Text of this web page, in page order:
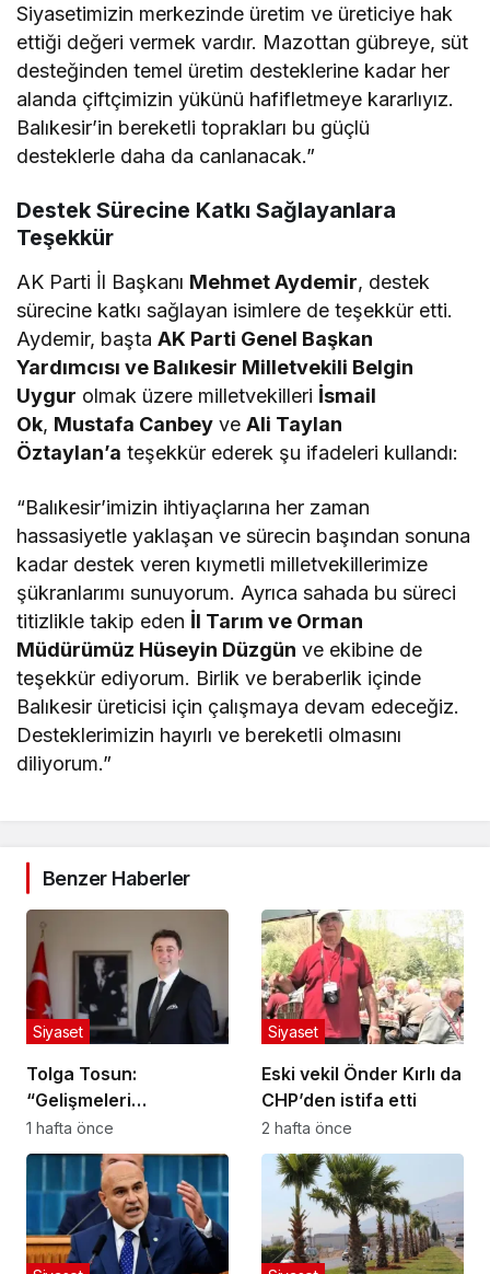
Siyasetimizin merkezinde üretim ve üreticiye hak
ettiği değeri vermek vardır. Mazottan gübreye, süt
desteğinden temel üretim desteklerine kadar her
alanda çiftçimizin yükünü hafifletmeye kararlıyız.
Balıkesir’in bereketli toprakları bu güçlü
desteklerle daha da canlanacak.”
Destek Sürecine Katkı Sağlayanlara
Teşekkür
AK Parti İl Başkanı Mehmet Aydemir, destek
sürecine katkı sağlayan isimlere de teşekkür etti.
Aydemir, baştaAK Parti Genel Başkan
Yardımcısı ve Balıkesir Milletvekili Belgin
Uygur olmak üzere milletvekilleri İsmail
Ok, Mustafa Canbey veAli Taylan
Öztaylan’a teşekkür ederek şu ifadeleri kullandı:
“Balıkesir’imizin ihtiyaçlarına her zaman
hassasiyetle yaklaşan ve sürecin başından sonuna
kadar destek veren kıymetli milletvekillerimize
şükranlarımı sunuyorum. Ayrıca sahada bu süreci
titizlikle takip eden İl Tarım ve Orman
Müdürümüz Hüseyin Düzgün ve ekibine de
teşekkür ediyorum. Birlik ve beraberlik içinde
Balıkesir üreticisi için çalışmaya devam edeceğiz.
Desteklerimizin hayırlı ve bereketli olmasını
diliyorum.”
Benzer Haberler
Tolga Tosun:
“Gelişmeleri
değerlendiriyorum”
Siyaset
1 hafta önce
Eski vekil Önder Kırlı da
CHP’den istifa etti
Siyaset
2 hafta önce